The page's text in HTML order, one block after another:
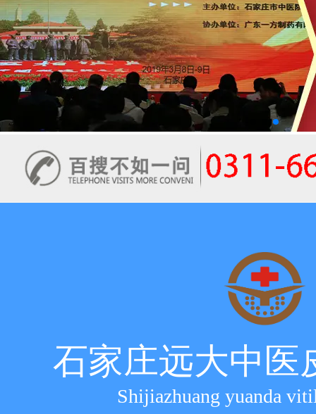
石家庄远大中医
Shijiazhuang yuanda